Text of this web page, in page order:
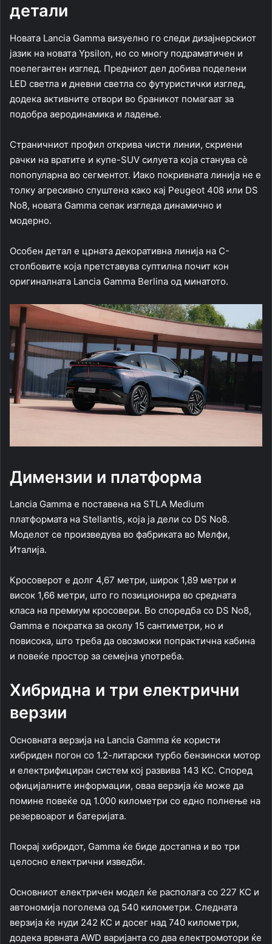
детали
Новата Lancia Gamma визуелно го следи дизајнерскиот
јазик на новата Ypsilon, но со многу подраматичен и
поелегантен изглед. Предниот дел добива поделени
LED светла и дневни светла со футуристички изглед,
додека активните отвори во браникот помагаат за
подобра аеродинамика и ладење.
Страничниот профил открива чисти линии, скриени
рачки на вратите и купе-SUV силуета која станува сè
попопуларна во сегментот. Иако покривната линија не е
толку агресивно спуштена како кај Peugeot 408 или DS
No8, новата Gamma сепак изгледа динамично и
модерно.
Особен детал е црната декоративна линија на C-
столбовите која претставува суптилна почит кон
оригиналната Lancia Gamma Berlina од минатото.
Димензии и платформа
Lancia Gamma е поставена на STLA Medium
платформата на Stellantis, која ја дели со DS No8.
Моделот се произведува во фабриката во Мелфи,
Италија.
Кросоверот е долг 4,67 метри, широк 1,89 метри и
висок 1,66 метри, што го позиционира во средната
класа на премиум кросовери. Во споредба со DS No8,
Gamma е пократка за околу 15 сантиметри, но и
повисока, што треба да овозможи попрактична кабина
и повеќе простор за семејна употреба.
Хибридна и три електрични
верзии
Основната верзија на Lancia Gamma ќе користи
хибриден погон со 1.2-литарски турбо бензински мотор
и електрифициран систем кој развива 143 КС. Според
официјалните информации, оваа верзија ќе може да
помине повеќе од 1.000 километри со едно полнење на
резервоарот и батеријата.
Покрај хибридот, Gamma ќе биде достапна и во три
целосно електрични изведби.
Основниот електричен модел ќе располага со 227 КС и
автономија поголема од 540 километри. Следната
верзија ќе нуди 242 КС и досег над 740 километри,
додека врвната AWD варијанта со два електромотори ќе